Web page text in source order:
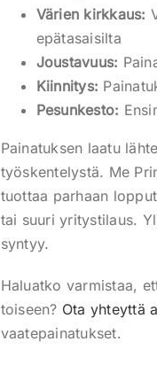
Värien kirkkaus:
epätasaisilta
Joustavuus:
Kiinnitys:
Pesunkesto:
Painatuksen laatu
työskentelystä. Me
tuottaa parhaan
tai suuri yritystilaus.
syntyy.
Haluatko varmistaa,
toiseen? Ota yhteyttä
vaatepainatukset.